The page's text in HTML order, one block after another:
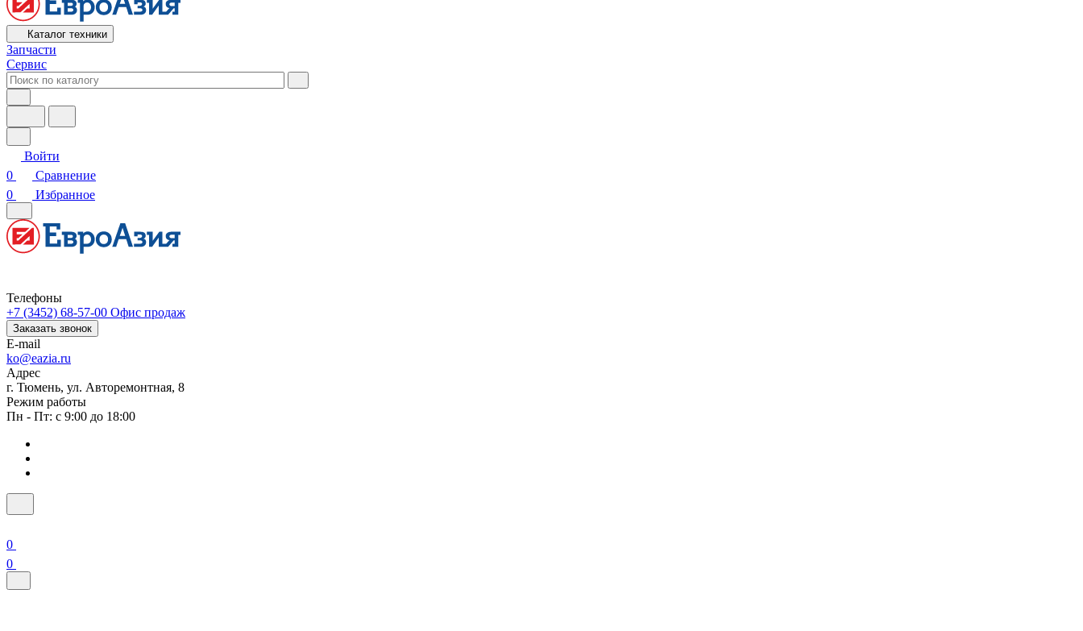
Каталог техники
Запчасти
Сервис
Войти
0
Сравнение
0
Избранное
Телефоны
+7 (3452) 68-57-00 Офис продаж
Заказать звонок
E-mail
ko@eazia.ru
Адрес
г. Тюмень, ул. Авторемонтная, 8
Режим работы
Пн - Пт: с 9:00 до 18:00
0
0